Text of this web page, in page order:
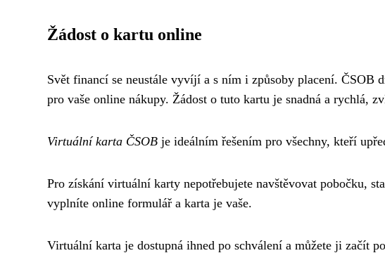
Žádost o kartu online
Svět financí se neustále vyvíjí a s ním i způsoby placení. ČSOB
pro vaše online nákupy. Žádost o tuto kartu je snadná a rychlá,
Virtuální karta ČSOB je ideálním řešením pro všechny, kteří
Pro získání virtuální karty nepotřebujete navštěvovat pobočku,
vyplníte online formulář a karta je vaše.
Virtuální karta je dostupná ihned po schválení a můžete ji začít